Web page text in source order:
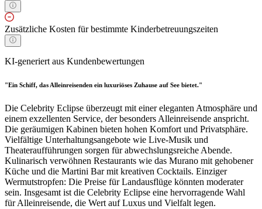
Zusätzliche Kosten für bestimmte Kinderbetreuungszeiten
KI-generiert aus Kundenbewertungen
"Ein Schiff, das Alleinreisenden ein luxuriöses Zuhause auf See bietet."
Die Celebrity Eclipse überzeugt mit einer eleganten Atmosphäre und
einem exzellenten Service, der besonders Alleinreisende anspricht.
Die geräumigen Kabinen bieten hohen Komfort und Privatsphäre.
Vielfältige Unterhaltungsangebote wie Live-Musik und
Theateraufführungen sorgen für abwechslungsreiche Abende.
Kulinarisch verwöhnen Restaurants wie das Murano mit gehobener
Küche und die Martini Bar mit kreativen Cocktails. Einziger
Wermutstropfen: Die Preise für Landausflüge könnten moderater
sein. Insgesamt ist die Celebrity Eclipse eine hervorragende Wahl
für Alleinreisende, die Wert auf Luxus und Vielfalt legen.